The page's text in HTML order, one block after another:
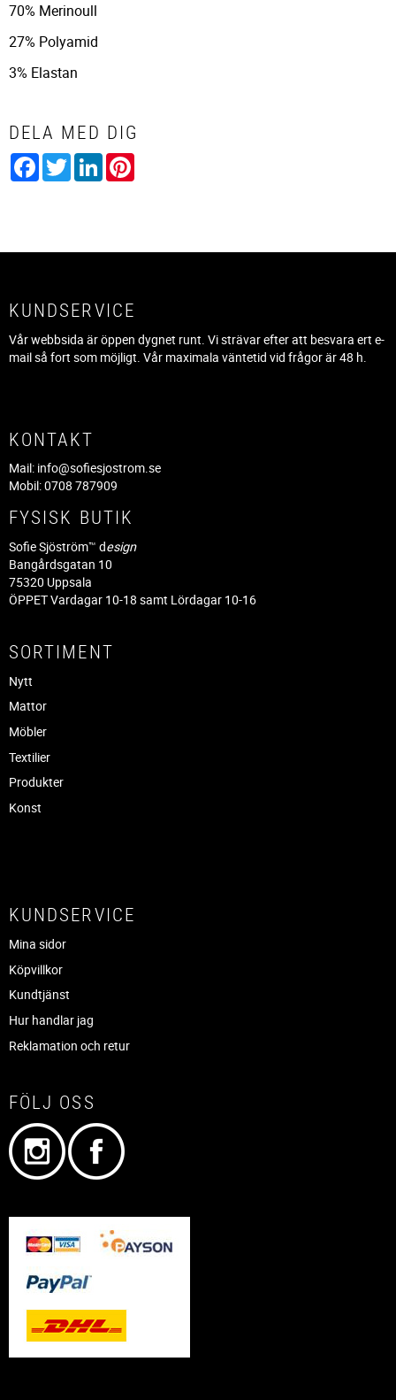
70% Merinoull
27% Polyamid
3% Elastan
DELA MED DIG
Facebook
TwitterLinkedIn
KUNDSERVICE
Vår webbsida är öppen dygnet runt. Vi strävar efter att besvara ert e-
mail så fort som möjligt. Vår maximala väntetid vid frågor är 48 h.
KONTAKT
Mail: info@sofiesjostrom.se
Mobil: 0708 787909
FYSISK BUTIK
Sofie Sjöström™ design
Bangårdsgatan 10
75320 Uppsala
ÖPPET Vardagar 10-18 samt Lördagar 10-16
SORTIMENT
Nytt
Mattor
Möbler
Textilier
Produkter
Konst
KUNDSERVICE
Mina sidor
Köpvillkor
Kundtjänst
Hur handlar jag
Reklamation och retur
FÖLJ OSS